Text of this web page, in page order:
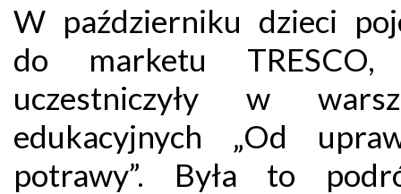
W październiku dzieci
do marketu TRESCO,
uczestniczyły w
edukacyjnych „Od
potrawy”. Była to